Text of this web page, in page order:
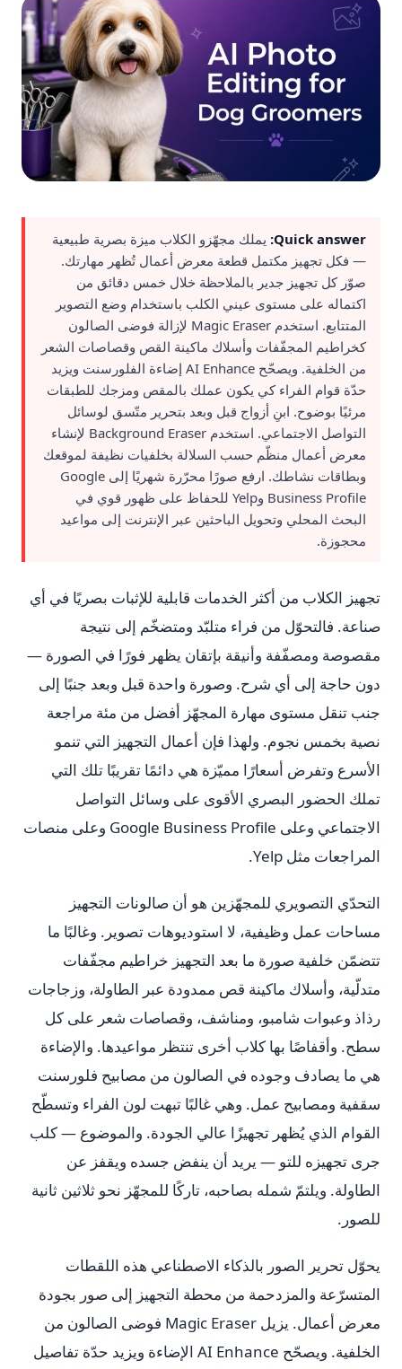
Quick answer: يملك مجهّزو الكلاب ميزة بصرية طبيعية
— فكل تجهيز مكتمل قطعة معرض أعمال تُظهر مهارتك.
صوّر كل تجهيز جدير بالملاحظة خلال خمس دقائق من
اكتماله على مستوى عيني الكلب باستخدام وضع التصوير
المتتابع. استخدم Magic Eraser لإزالة فوضى الصالون
كخراطيم المجفّفات وأسلاك ماكينة القص وقصاصات الشعر
من الخلفية. ويصحّح AI Enhance إضاءة الفلورسنت ويزيد
حدّة قوام الفراء كي يكون عملك بالمقص ومزجك للطبقات
مرئيًا بوضوح. ابنِ أزواج قبل وبعد بتحرير متّسق لوسائل
التواصل الاجتماعي. استخدم Background Eraser لإنشاء
معرض أعمال منظّم حسب السلالة بخلفيات نظيفة لموقعك
وبطاقات نشاطك. ارفع صورًا محرّرة شهريًا إلى Google
Business Profile وYelp للحفاظ على ظهور قوي في
البحث المحلي وتحويل الباحثين عبر الإنترنت إلى مواعيد
محجوزة.
تجهيز الكلاب من أكثر الخدمات قابلية للإثبات بصريًا في أي
صناعة. فالتحوّل من فراء متلبّد ومتضخّم إلى نتيجة
مقصوصة ومصفّفة وأنيقة بإتقان يظهر فورًا في الصورة —
دون حاجة إلى أي شرح. وصورة واحدة قبل وبعد جنبًا إلى
جنب تنقل مستوى مهارة المجهّز أفضل من مئة مراجعة
نصية بخمس نجوم. ولهذا فإن أعمال التجهيز التي تنمو
الأسرع وتفرض أسعارًا مميّزة هي دائمًا تقريبًا تلك التي
تملك الحضور البصري الأقوى على وسائل التواصل
الاجتماعي وعلى Google Business Profile وعلى منصات
المراجعات مثل Yelp.
التحدّي التصويري للمجهّزين هو أن صالونات التجهيز
مساحات عمل وظيفية، لا استوديوهات تصوير. وغالبًا ما
تتضمّن خلفية صورة ما بعد التجهيز خراطيم مجفّفات
متدلّية، وأسلاك ماكينة قص ممدودة عبر الطاولة، وزجاجات
رذاذ وعبوات شامبو، ومناشف، وقصاصات شعر على كل
سطح. وأقفاصًا بها كلاب أخرى تنتظر مواعيدها. والإضاءة
هي ما يصادف وجوده في الصالون من مصابيح فلورسنت
سقفية ومصابيح عمل. وهي غالبًا تبهت لون الفراء وتسطّح
القوام الذي يُظهر تجهيزًا عالي الجودة. والموضوع — كلب
جرى تجهيزه للتو — يريد أن ينفض جسده ويقفز عن
الطاولة. ويلتمّ شمله بصاحبه، تاركًا للمجهّز نحو ثلاثين ثانية
للصور.
يحوّل تحرير الصور بالذكاء الاصطناعي هذه اللقطات
المتسرّعة والمزدحمة من محطة التجهيز إلى صور بجودة
معرض أعمال. يزيل Magic Eraser فوضى الصالون من
الخلفية. ويصحّح AI Enhance الإضاءة ويزيد حدّة تفاصيل